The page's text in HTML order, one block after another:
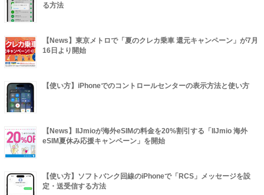
る方法
【News】東京メトロで「夏のクレカ乗車 還元キャンペーン」が7月
16日より開始
【使い方】iPhoneでのコントロールセンターの表示方法と使い方
【News】IIJmioが海外eSIMの料金を20%割引する「IIJmio 海外
eSIM夏休み応援キャンペーン」を開始
【使い方】ソフトバンク回線のiPhoneで「RCS」メッセージを設
定・送受信する方法